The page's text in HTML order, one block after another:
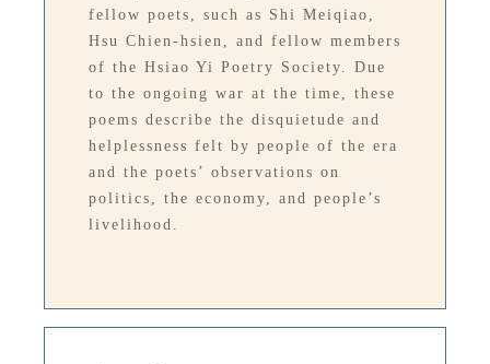
fellow poets, such as Shi Meiqiao,
Hsu Chien-hsien, and fellow members
of the Hsiao Yi Poetry Society. Due
to the ongoing war at the time, these
poems describe the disquietude and
helplessness felt by people of the era
and the poets’ observations on
politics, the economy, and people’s
livelihood.